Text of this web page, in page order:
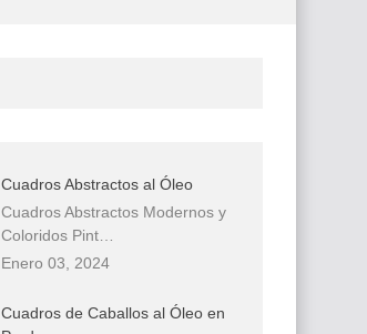
Cuadros Abstractos al Óleo
Cuadros Abstractos Modernos y
Coloridos Pint…
Enero 03, 2024
Cuadros de Caballos al Óleo en